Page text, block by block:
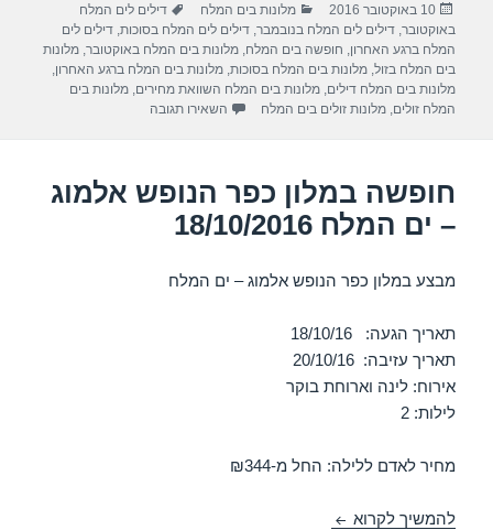
e
b
o
s
A
p
gr
a
m
e
פורסם
בתאריך
10 באוקטובר 2016 קטגוריות
מלונות בים המלח תגיות
דילים לים המלח
באוקטובר,דילים לים המלח בנובמבר,דילים לים המלח בסוכות,דילים לים
המלח ברגע האחרון, חופשה בים המלח,מלונות בים המלח באוקטובר,מלונות
בים המלח בזול,מלונות בים המלח בסוכות,מלונות בים המלח ברגע האחרון,
מלונות בים המלח דילים,מלונות בים המלח השוואת מחירים,מלונות בים
המלח זולים,מלונות זולים בים המלח השאירו תגובה
חופשה במלון כפר הנופש אלמוג
– ים המלח 18/10/2016
מבצע במלון כפר הנופש אלמוג – ים המלח
תאריך הגעה: 18/10/16
תאריך עזיבה: 20/10/16
אירוח: לינה וארוחת בוקר
לילות: 2
מחיר לאדם ללילה: החל מ-₪344
להמשיך לקרוא חופשה במלון כפר הנופש אלמוג – ים המלח 18/10/2016